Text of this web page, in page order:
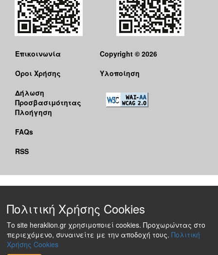
Επικοινωνία
Όροι Χρήσης
Δήλωση
Προσβασιμότητας
Πλοήγηση
FAQs
RSS
Copyright © 2026
Υλοποίηση
Πολιτική Χρήσης Cookies
Το site heraklion.gr χρησιμοποιεί cookies. Προχωρώντας στο
περιεχόμενο, συναινείτε με την αποδοχή τους. Πολιτική
Χρήσης Cookies